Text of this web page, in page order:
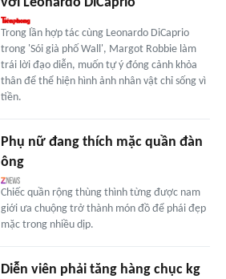
với Leonardo DiCaprio
Trong lần hợp tác cùng Leonardo DiCaprio
trong 'Sói già phố Wall', Margot Robbie làm
trái lời đạo diễn, muốn tự ý đóng cảnh khỏa
thân để thể hiện hình ảnh nhân vật chỉ sống vì
tiền.
Phụ nữ đang thích mặc quần đàn
ông
Chiếc quần rộng thùng thình từng được nam
giới ưa chuộng trở thành món đồ để phái đẹp
mặc trong nhiều dịp.
Diễn viên phải tăng hàng chục kg